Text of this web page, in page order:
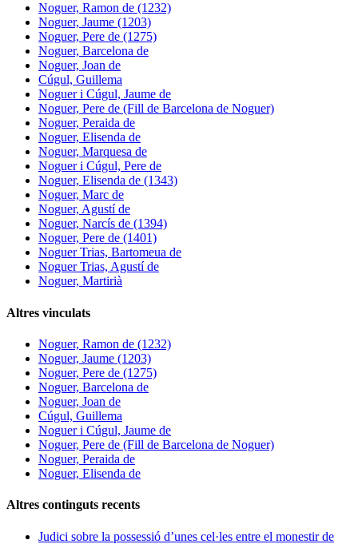
Noguer, Ramon de (1232)
Noguer, Jaume (1203)
Noguer, Pere de (1275)
Noguer, Barcelona de
Noguer, Joan de
Cúgul, Guillema
Noguer i Cúgul, Jaume de
Noguer, Pere de (Fill de Barcelona de Noguer)
Noguer, Peraida de
Noguer, Elisenda de
Noguer, Marquesa de
Noguer i Cúgul, Pere de
Noguer, Elisenda de (1343)
Noguer, Marc de
Noguer, Agustí de
Noguer, Narcís de (1394)
Noguer, Pere de (1401)
Noguer Trias, Bartomeua de
Noguer Trias, Agustí de
Noguer, Martirià
Altres vinculats
Noguer, Ramon de (1232)
Noguer, Jaume (1203)
Noguer, Pere de (1275)
Noguer, Barcelona de
Noguer, Joan de
Cúgul, Guillema
Noguer i Cúgul, Jaume de
Noguer, Pere de (Fill de Barcelona de Noguer)
Noguer, Peraida de
Noguer, Elisenda de
Altres continguts recents
Judici sobre la possessió d’unes cel·les entre el monestir de